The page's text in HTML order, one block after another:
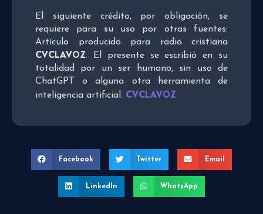
El siguiente crédito, por obligación, se
requiere para su uso por otras fuentes:
Artículo producido para radio cristiana
CVCLAVOZ. El presente se escribió en su
totalidad por un ser humano, sin uso de
ChatGPT o alguna otra herramienta de
inteligencia artificial. CVCLAVOZ
Facebook Twitter Email
LinkedIn WhatsApp